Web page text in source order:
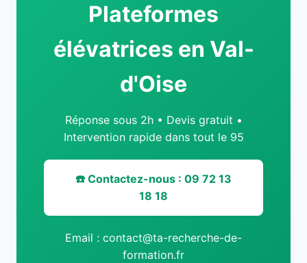
Plateformes
élévatrices en Val-
d'Oise
Réponse sous 2h • Devis gratuit •
Intervention rapide dans tout le 95
☎️ Contactez-nous : 09 72 13
18 18
Email : contact@ta-recherche-de-
formation.fr